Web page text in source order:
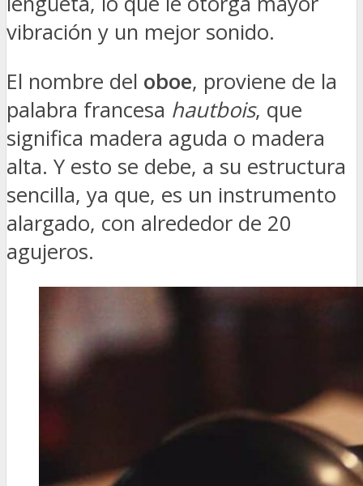
vibración y un mejor sonido.
El nombre del oboe, proviene de la
palabra francesa hautbois, que
significa madera aguda o madera
alta. Y esto se debe, a su estructura
sencilla, ya que, es un instrumento
alargado, con alrededor de 20
agujeros.